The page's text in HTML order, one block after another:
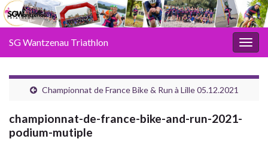
SG Wantzenau Triathlon
Championnat de France Bike & Run à Lille 05.12.2021
championnat-de-france-bike-and-run-2021-
podium-mutiple